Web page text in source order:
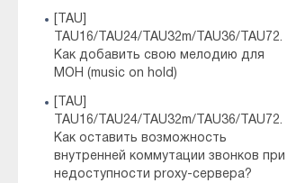
[TAU]
TAU16/TAU24/TAU32m/TAU36/TAU72.
Как добавить свою мелодию для
MOH (music on hold)
[TAU]
TAU16/TAU24/TAU32m/TAU36/TAU72.
Как оставить возможность
внутренней коммутации звонков при
недоступности proxy-сервера?